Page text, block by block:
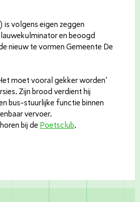
volgens eigen zeggen
en beoogd
nieuw te vormen Gemeente De
moet vooral gekker worden'
Zijn brood verdient hij
bus-stuurlijke functie binnen
vervoer.
bij de Poetsclub.